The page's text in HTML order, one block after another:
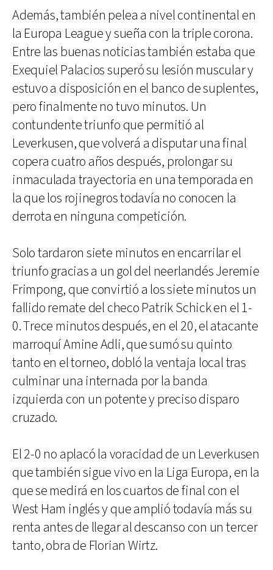
Además, también pelea a nivel continental en
la Europa League y sueña con la triple corona.
Entre las buenas noticias también estaba que
Exequiel Palacios superó su lesión muscular y
estuvo a disposición en el banco de suplentes,
pero finalmente no tuvo minutos. Un
contundente triunfo que permitió al
Leverkusen, que volverá a disputar una final
copera cuatro años después, prolongar su
inmaculada trayectoria en una temporada en
la que los rojinegros todavía no conocen la
derrota en ninguna competición.
Solo tardaron siete minutos en encarrilar el
triunfo gracias a un gol del neerlandés Jeremie
Frimpong, que convirtió a los siete minutos un
fallido remate del checo Patrik Schick en el 1-
0. Trece minutos después, en el 20, el atacante
marroquí Amine Adli, que sumó su quinto
tanto en el torneo, dobló la ventaja local tras
culminar una internada por la banda
izquierda con un potente y preciso disparo
cruzado.
El 2-0 no aplacó la voracidad de un Leverkusen
que también sigue vivo en la Liga Europa, en la
que se medirá en los cuartos de final con el
West Ham inglés y que amplió todavía más su
renta antes de llegar al descanso con un tercer
tanto, obra de Florian Wirtz.